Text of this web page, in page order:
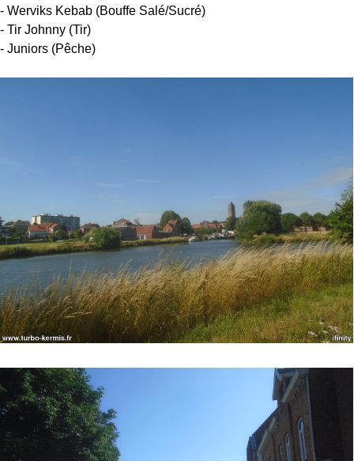
- Werviks Kebab (Bouffe Salé/Sucré)
- Tir Johnny (Tir)
- Juniors (Pêche)